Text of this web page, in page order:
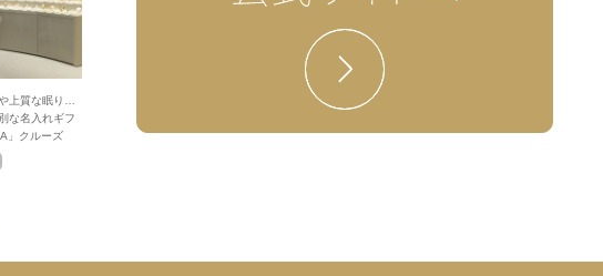
上質な眠り…
な名入れギフ
」クルーズ